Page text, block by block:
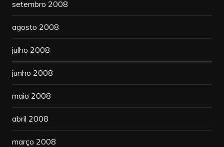
setembro 2008
agosto 2008
julho 2008
junho 2008
maio 2008
abril 2008
março 2008